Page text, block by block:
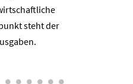
steht der